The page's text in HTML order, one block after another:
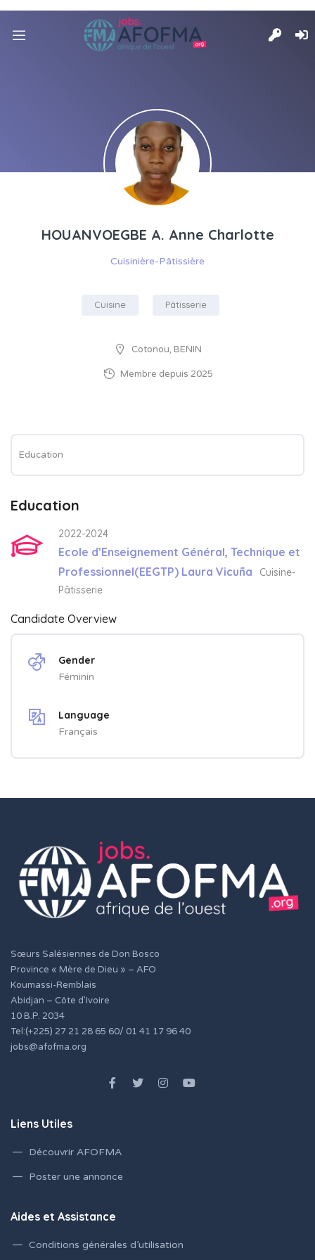
Cuisine Pâtisserie
HOUANVOEGBE A. Anne Charlotte
Cuisinière-Pâtissière
Cotonou, BENIN
Membre depuis 2025
Education
Education
2022-2024
Ecole d’Enseignement Général, Technique et
Professionnel(EEGTP) Laura Vicuña
Cuisine-
Pâtisserie
Candidate Overview
Gender
Féminin
Language
Français
Sœurs Salésiennes de Don Bosco
Province « Mère de Dieu » – AFO
Koumassi-Remblais
Abidjan – Côte d’Ivoire
10 B.P. 2034
Tel:(+225) 27 21 28 65 60/ 01 41 17 96 40
jobs@afofma.org
Liens Utiles
Découvrir AFOFMA
Poster une annonce
Aides et Assistance
Conditions générales d’utilisation